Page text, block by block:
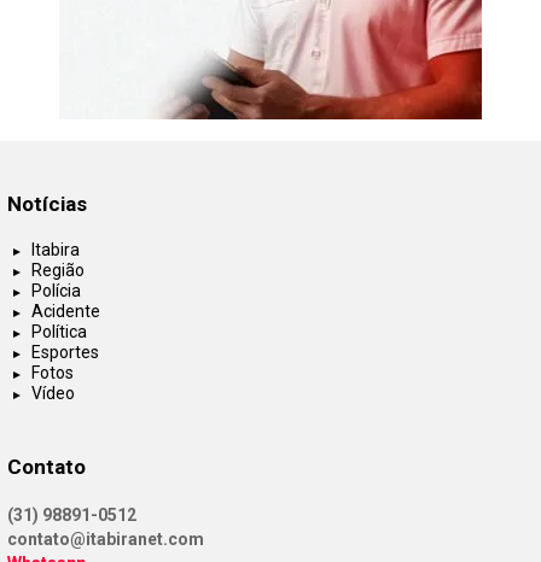
Notícias
Itabira
Região
Polícia
Acidente
Política
Esportes
Fotos
Vídeo
Contato
(31) 98891-0512
contato@itabiranet.com